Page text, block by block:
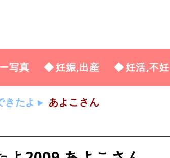
写真 妊娠,出産 妊活,不妊
きたよ あよこさん